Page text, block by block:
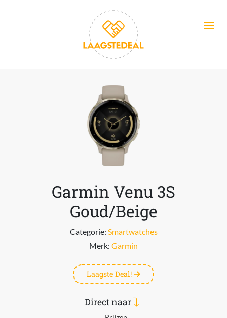
Garmin Venu 3S
Goud/Beige
Categorie: Smartwatches
Merk: Garmin
Laagste Deal!
Direct naar